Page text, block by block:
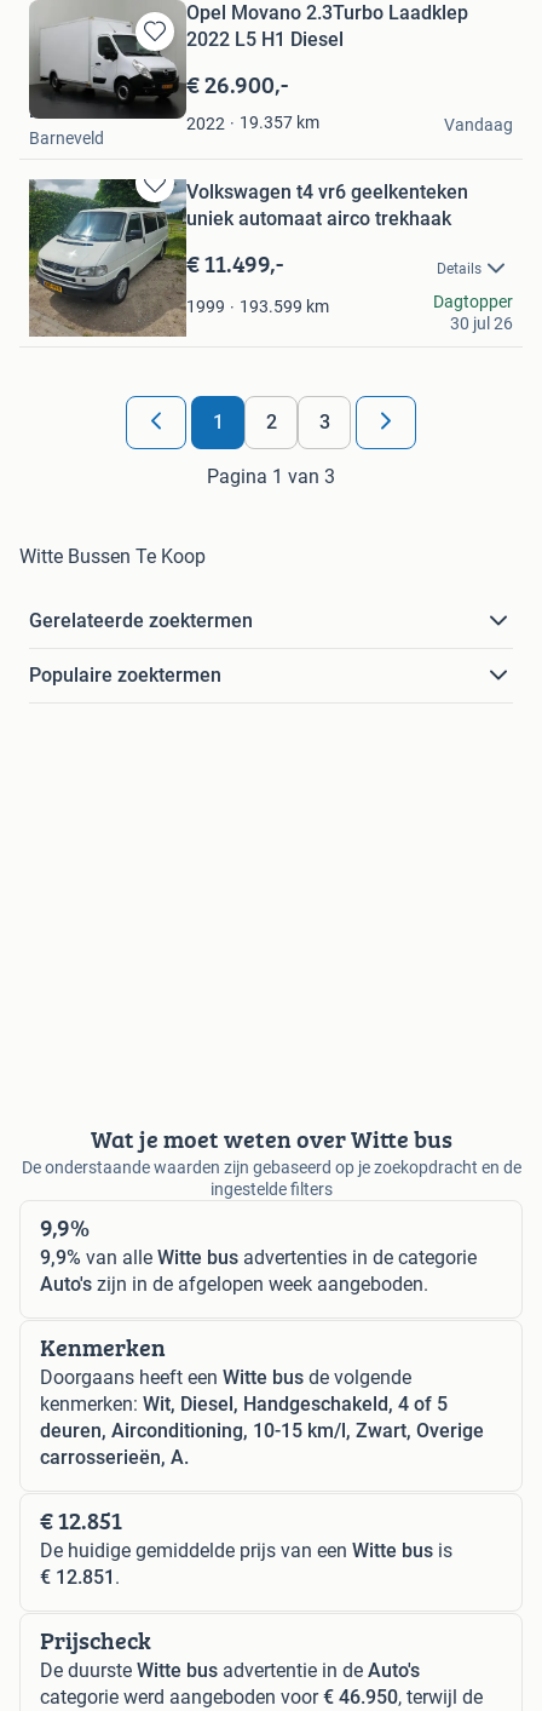
Bewaren
in
Mijn
Favorieten
Opel Movano 2.3Turbo Laadklep
2022 L5 H1 Diesel
€ 26.900,-
2022 19.357 km
Dutchvans.com
Barneveld
Vandaag
Bewaren
in
Mijn
Favorieten
Volkswagen t4 vr6 geelkenteken
uniek automaat airco trekhaak
€ 11.499,- Details
1999 193.599 km
Richard Fokker
Almere
Dagtopper
30 jul 26
1 2 3
Pagina 1 van 3
Witte Bussen Te Koop
Gerelateerde zoektermen
Populaire zoektermen
Wat je moet weten over Witte bus
De onderstaande waarden zijn gebaseerd op je zoekopdracht en de
ingestelde filters
9,9%
9,9% van alle Witte bus advertenties in de categorie
Auto's zijn in de afgelopen week aangeboden.
Kenmerken
Doorgaans heeft een Witte bus de volgende
kenmerken: Wit, Diesel, Handgeschakeld, 4 of 5
deuren, Airconditioning, 10-15 km/l, Zwart, Overige
carrosserieën, A.
€ 12.851
De huidige gemiddelde prijs van een Witte bus is
€ 12.851 .
Prijscheck
De duurste Witte bus advertentie in de Auto's
categorie werd aangeboden voor€ 46.950, terwijl de